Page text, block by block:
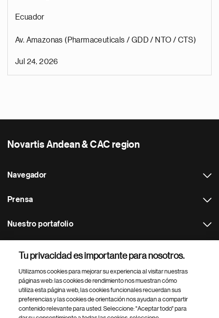
Ecuador
Av. Amazonas (Pharmaceuticals / GDD / NTO / CTS)
Jul 24, 2026
Novartis Andean & CAC region
Navegador
Prensa
Nuestro portafolio
Footer Site Search
Tu privacidad es importante para nosotros.
Utilizamos cookies para mejorar su experiencia al visitar nuestras
páginas web: las cookies de rendimiento nos muestran cómo
utiliza esta página web, las cookies funcionales recuerdan sus
preferencias y las cookies de orientación nos ayudan a compartir
contenido relevante para usted. Seleccione: "Aceptar todo" para